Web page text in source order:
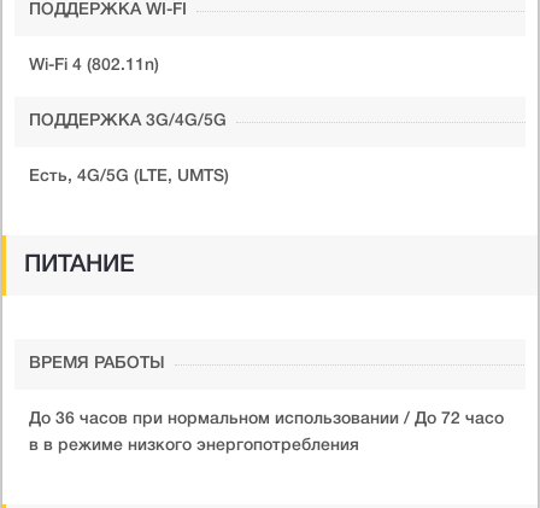
ПОДДЕРЖКА WI-FI
Wi-Fi 4 (802.11n)
ПОДДЕРЖКА 3G/4G/5G
Есть, 4G/5G (LTE, UMTS)
ПИТАНИЕ
ВРЕМЯ РАБОТЫ
До 36 часов при нормальном использовании / До 72 часо
в в режиме низкого энергопотребления